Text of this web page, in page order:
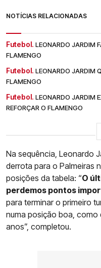
NOTÍCIAS RELACIONADAS
Futebol. LEONARDO JARDIM
FLAMENGO
Futebol. LEONARDO JARDIM
FLAMENGO
Futebol. LEONARDO JARDIM
REFORÇAR O FLAMENGO
Na sequência, Leonardo
derrota para o Palmeiras
posições da tabela: “O
perdemos pontos
para terminar o primeiro
numa posição boa, como
anos”, completou.